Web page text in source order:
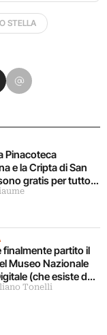
STELLA
Pinacoteca
e la Cripta di San
gratis per tutto
solo per milanesi)
finalmente partito il
Museo Nazionale
(che esiste da
non c’è)
Tonelli
su Pinterest
su WhatsApp
Condividi su Email